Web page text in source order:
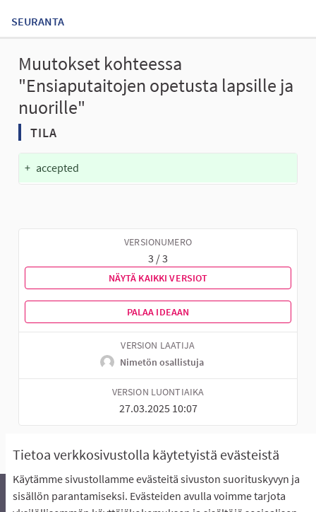
Tietoa verkkosivustolla käytetyistä evästeistä
Käytämme sivustollamme evästeitä sivuston suorituskyvyn ja
sisällön parantamiseksi. Evästeiden avulla voimme tarjota
SEURANTA
Muutokset kohteessa
"Ensiaputaitojen opetusta lapsille ja
nuorille"
TILA
+ accepted
VERSIONUMERO
3 / 3
NÄYTÄ KAIKKI VERSIOT
PALAA IDEAAN
VERSION LAATIJA
Nimetön osallistuja
VERSION LUONTIAIKA
27.03.2025 10:07